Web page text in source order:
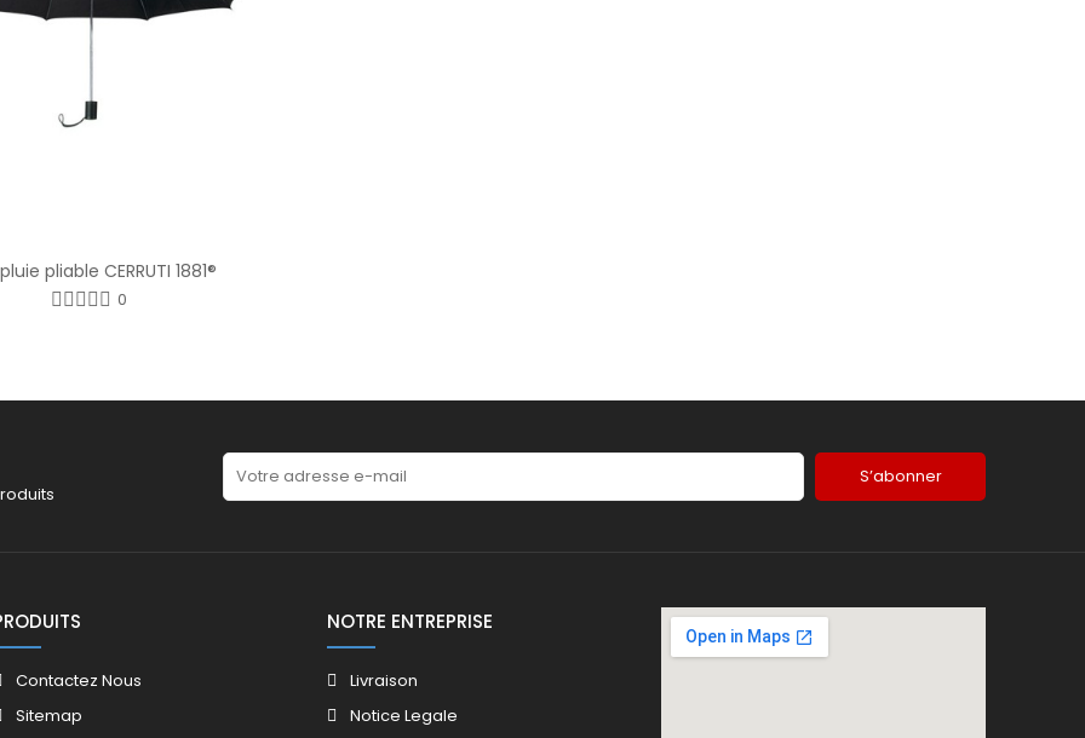
pliable CERRUTI 1881®
0
S’abonner
Contactez Nous
Sitemap
NOTRE ENTREPRISE
Livraison
Notice Legale